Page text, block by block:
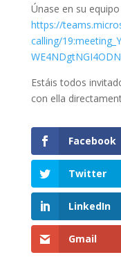
Únase en su
https://
calling/
Estáis todos
con ella
Facebook
Twitter
LinkedIn
Gmail